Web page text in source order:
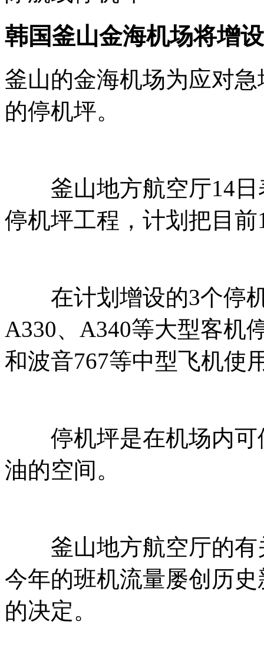
韩国釜山金海机场将增
釜山的金海机场为应对
的停机坪。
釜山地方航空厅14日
停机坪工程，计划把目
在计划增设的3个停机
A330、A340等大型客机
和波音767等中型飞机使
停机坪是在机场内可
油的空间。
釜山地方航空厅的有
今年的班机流量屡创历
的决定。